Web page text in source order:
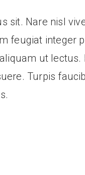
sit. Nare nisl
feugiat integer
ut lectus.
Turpis